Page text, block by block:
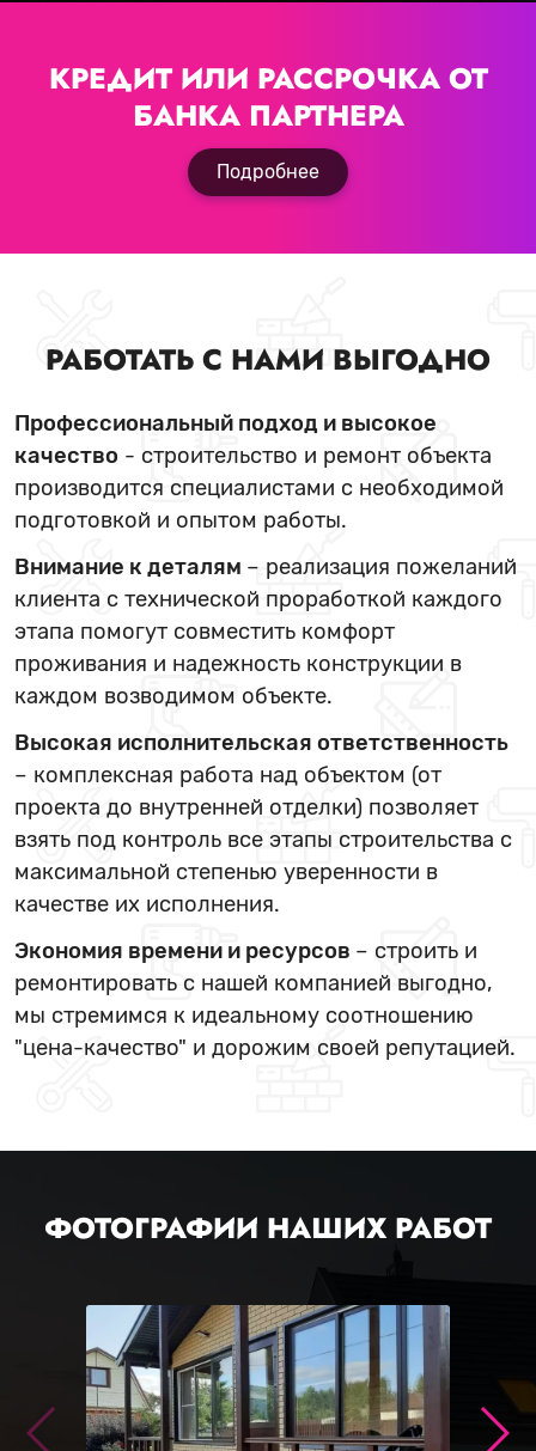
КРЕДИТ ИЛИ РАССРОЧКА ОТ
БАНКА ПАРТНЕРА
Подробнее
РАБОТАТЬ С НАМИ ВЫГОДНО
Профессиональный подход и высокое
качество - строительство и ремонт объекта
производится специалистами с необходимой
подготовкой и опытом работы.
Внимание к деталям – реализация пожеланий
клиента с технической проработкой каждого
этапа помогут совместить комфорт
проживания и надежность конструкции в
каждом возводимом объекте.
Высокая исполнительская ответственность
– комплексная работа над объектом (от
проекта до внутренней отделки) позволяет
взять под контроль все этапы строительства с
максимальной степенью уверенности в
качестве их исполнения.
Экономия времени и ресурсов – строить и
ремонтировать с нашей компанией выгодно,
мы стремимся к идеальному соотношению
"цена-качество" и дорожим своей репутацией.
ФОТОГРАФИИ НАШИХ РАБОТ